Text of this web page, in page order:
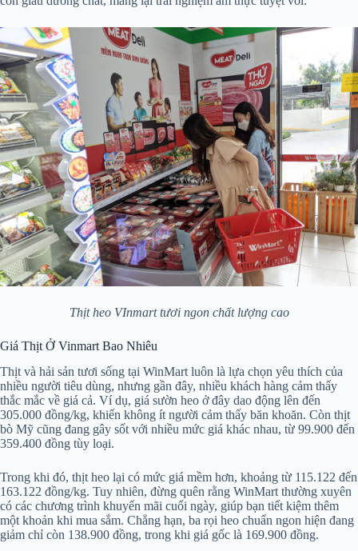
Thịt heo VInmart tươi ngon chất lượng cao
Giá Thịt Ở Vinmart Bao Nhiêu
Thịt và hải sản tươi sống tại WinMart luôn là lựa chọn yêu thích của
nhiều người tiêu dùng, nhưng gần đây, nhiều khách hàng cảm thấy
thắc mắc về giá cả. Ví dụ, giá sườn heo ở đây dao động lên đến
305.000 đồng/kg, khiến không ít người cảm thấy băn khoăn. Còn thịt
bò Mỹ cũng đang gây sốt với nhiều mức giá khác nhau, từ 99.900 đến
359.400 đồng tùy loại.
Trong khi đó, thịt heo lại có mức giá mềm hơn, khoảng từ 115.122 đến
163.122 đồng/kg. Tuy nhiên, đừng quên rằng WinMart thường xuyên
có các chương trình khuyến mãi cuối ngày, giúp bạn tiết kiệm thêm
một khoản khi mua sắm. Chẳng hạn, ba rọi heo chuẩn ngon hiện đang
giảm chỉ còn 138.900 đồng, trong khi giá gốc là 169.900 đồng.